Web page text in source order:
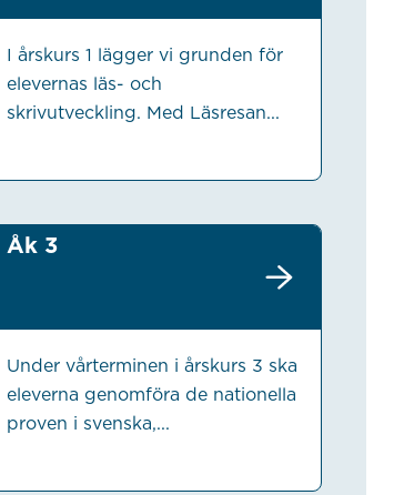
I årskurs 1 lägger vi grunden för
elevernas läs- och
skrivutveckling. Med Läsresan...
Åk 3
Under vårterminen i årskurs 3 ska
eleverna genomföra de nationella
proven i svenska,...